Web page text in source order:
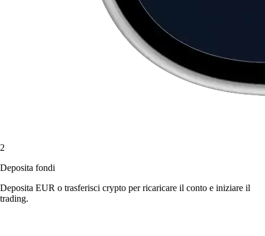
2
Deposita fondi
Deposita EUR o trasferisci crypto per ricaricare il conto e iniziare il
trading.